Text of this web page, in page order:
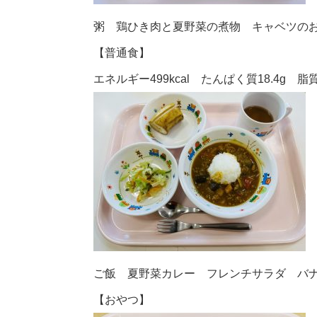
粥 鶏ひき肉と夏野菜の煮物 キャベツの
【普通食】
エネルギー499kcal たんぱく質18.4g 脂
ご飯 夏野菜カレー フレンチサラダ バ
【おやつ】